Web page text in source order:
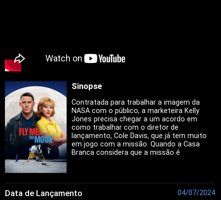
Filmes
Novelas
Sinopse
Contratada para trabalhar a imagem da
NASA com o público, a marketeira Kelly
Jones precisa chegar a um acordo em
como trabalhar com o diretor de
lançamento, Cole Davis, que já tem muito
em jogo com a missão. Quando a Casa
Branca considera que a missão é
Data de Lançamento 04/07/2024